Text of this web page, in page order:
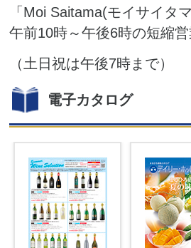
「Moi Saitama(モイサイタ
午前10時～午後6時の短縮
（土日祝は午後7時まで）
電子カタログ